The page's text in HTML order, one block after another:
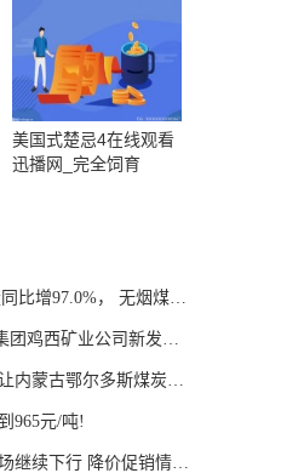
美国式楚忌4在线观看
迅播网_完全饲育
97.0%， 无烟煤增120.0%
矿业公司新发瓦斯发电站
古鄂尔多斯煤炭产业有“
965元/吨!
下行 降价促销情况增多